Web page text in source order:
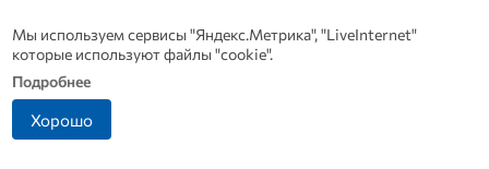
+7 (4862) 44-23-46
orlvestnik@mail.ru
Мы используем сервисы "Яндекс.Метрика", "LiveInternet"
которые используют файлы "cookie".
Подробнее
Хорошо